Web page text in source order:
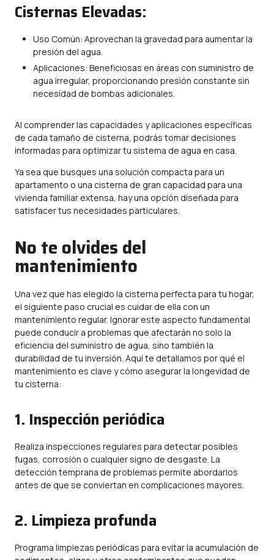
Cisternas Elevadas:
Uso Común: Aprovechan la gravedad para aumentar la
presión del agua.
Aplicaciones: Beneficiosas en áreas con suministro de
agua irregular, proporcionando presión constante sin
necesidad de bombas adicionales.
Al comprender las capacidades y aplicaciones específicas
de cada tamaño de cisterna, podrás tomar decisiones
informadas para optimizar tu sistema de agua en casa.
Ya sea que busques una solución compacta para un
apartamento o una cisterna de gran capacidad para una
vivienda familiar extensa, hay una opción diseñada para
satisfacer tus necesidades particulares.
No te olvides del
mantenimiento
Una vez que has elegido la cisterna perfecta para tu hogar,
el siguiente paso crucial es cuidar de ella con un
mantenimiento regular. Ignorar este aspecto fundamental
puede conducir a problemas que afectarán no solo la
eficiencia del suministro de agua, sino también la
durabilidad de tu inversión. Aquí te detallamos por qué el
mantenimiento es clave y cómo asegurar la longevidad de
tu cisterna:
1. Inspección periódica
Realiza inspecciones regulares para detectar posibles
fugas, corrosión o cualquier signo de desgaste. La
detección temprana de problemas permite abordarlos
antes de que se conviertan en complicaciones mayores.
2. Limpieza profunda
Programa limpiezas periódicas para evitar la acumulación de